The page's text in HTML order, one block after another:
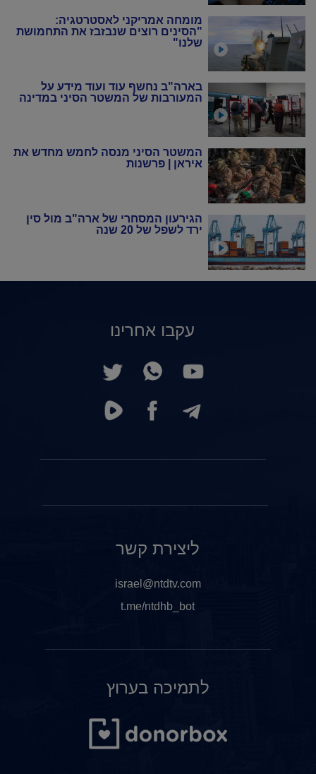
מומחה אמריקני לאסטרטגיה:
"הסינים רוצים שנבזבז את התחמושת
שלנו"
בארה"ב נחשף עוד ועוד מידע על
המעורבות של המשטר הסיני במדינה
המשטר הסיני מנסה לחמש מחדש את
איראן | פרשנות
הגירעון המסחרי של ארה"ב מול סין
ירד לשפל של 20 שנה
עקבו אחרינו
לתמיכה בערוץ
ליצירת קשר
israel@ntdtv.com
t.me/ntdhb_bot